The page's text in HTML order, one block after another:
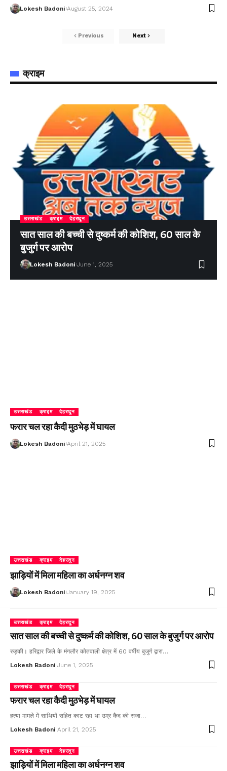
Lokesh Badoni August 25, 2024
Previous Next
क्राइम
उत्तराखंड क्राइम देहरादून
सात साल की बच्ची से दुष्कर्म की कोशिश, 60 साल के
बुजुर्ग पर आरोप
Lokesh Badoni June 1, 2025
उत्तराखंड क्राइम देहरादून
फरार चल रहा कैदी मुठभेड़ में घायल
Lokesh Badoni April 21, 2025
उत्तराखंड क्राइम देहरादून
झाड़ियों में मिला महिला का अर्धनग्न शव
Lokesh Badoni January 19, 2025
उत्तराखंड क्राइम देहरादून
सात साल की बच्ची से दुष्कर्म की कोशिश, 60 साल के बुजुर्ग पर आरोप
रुड़की। हरिद्वार जिले के मंगलौर कोतवाली क्षेत्र में 60 वर्षीय बुजुर्ग द्वारा…
Lokesh Badoni June 1, 2025
उत्तराखंड क्राइम देहरादून
फरार चल रहा कैदी मुठभेड़ में घायल
हत्या मामले में साथियों सहित काट रहा था उम्र कैद की सजा…
Lokesh Badoni April 21, 2025
उत्तराखंड क्राइम देहरादून
झाड़ियों में मिला महिला का अर्धनग्न शव